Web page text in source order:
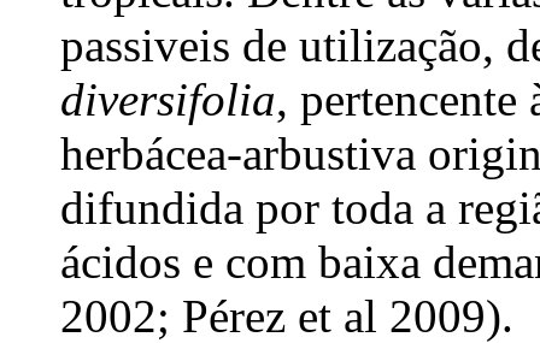
passiveis de utilização,
diversifolia, pertencente
herbácea-arbustiva
difundida por toda a
ácidos e com baixa
2002; Pérez et al 2009).